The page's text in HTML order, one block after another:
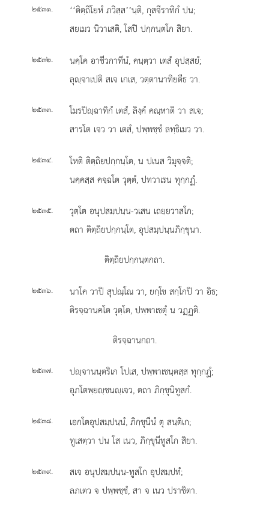
๒๕๓๑.
‘‘ติตฺถิโยหํ ภวิสฺส’’นฺติ, กุสจีราทิกํ ปน;
สยเมว นิวาเสติ, โสปิ ปกฺกนฺตโก สิยา.
๒๕๓๒. นคฺโค อาชีวกาทีนํ, คนฺตฺวา เตสํ อุปสฺสยํ;
ลุฺจาเปติ สเจ เกเส, วตฺตานาทิยตีธ วา.
๒๕๓๓.
โมรปิฺฉาทิกํ เตสํ, ลิงฺคํ คณฺหาติ วา สเจ;
สารโต เจว วา เตสํ, ปพฺพชฺชํ ลทฺธิเมว วา.
๒๕๓๔.
โหติ ติตฺถิยปกฺกนฺโต, น ปเนส วิมุจฺจติ;
นคฺคสฺส คจฺฉโต วุตฺตํ, ปทวาเรน ทุกฺกฏํ.
๒๕๓๕.
วุตฺโต อนุปสมฺปนฺน-วเสน เถยฺยวาสโก;
ตถา ติตฺถิยปกฺกนฺโต, อุปสมฺปนฺนภิกฺขุนา.
ติตฺถิยปกฺกนฺตกถา.
๒๕๓๖.
นาโค วาปิ สุปณฺโณ วา, ยกฺโข สกฺโกปิ วา อิธ;
ติรจฺฉานคโต วุตฺโต, ปพฺพาเชตุํ น วฏฺฏติ.
ติรจฺฉานกถา.
๒๕๓๗.
ปฺจานนฺตริเก โปเส, ปพฺพาเชนฺตสฺส ทุกฺกฏํ;
อุภโตพฺยฺชนฺเจว, ตถา ภิกฺขุนิทูสกํ.
๒๕๓๘.
เอกโตอุปสมฺปนฺนํ, ภิกฺขุนีนํ ตุ สนฺติเก;
ทูเสตฺวา ปน โส เนว, ภิกฺขุนีทูสโก สิยา.
๒๕๓๙.
สเจ อนุปสมฺปนฺน-ทูสโก อุปสมฺปทํ;
ลภเตว จ ปพฺพชฺชํ, สา จ เนว ปราชิตา.